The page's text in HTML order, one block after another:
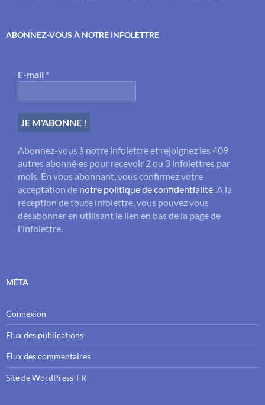
ABONNEZ-VOUS À NOTRE INFOLETTRE
E-mail *
Abonnez-vous à notre infolettre et rejoignez les 409
autres abonné·es pour recevoir 2 ou 3 infolettres par
mois. En vous abonnant, vous confirmez votre
acceptation de notre politique de confidentialité. A la
réception de toute infolettre, vous pouvez vous
désabonner en utilisant le lien en bas de la page de
l'infolettre.
MÉTA
Connexion
Flux des publications
Flux des commentaires
Site de WordPress-FR